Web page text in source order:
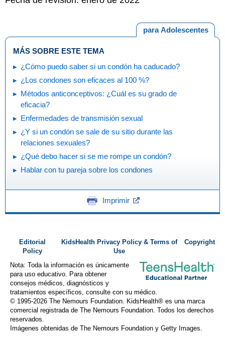
para Adolescentes
MÁS SOBRE ESTE TEMA
¿Cómo puedo saber si un condón ha caducado?
¿Los condones son eficaces al 100 %?
Métodos anticonceptivos: ¿Cuál es su grado de
eficacia?
Enfermedades de transmisión sexual
¿Y si un condón se sale de su sitio durante las
relaciones sexuales?
¿Qué debo hacer si se me rompe un condón?
Hablar con tu pareja sobre los condones
Imprimir
Editorial
Policy
KidsHealth Privacy Policy & Terms of
Use
Copyright
Nota: Toda la información es únicamente
para uso educativo. Para obtener
consejos médicos, diagnósticos y
tratamientos específicos, consulte con su médico.
© 1995-2026 The Nemours Foundation. KidsHealth® es una marca
comercial registrada de The Nemours Foundation. Todos los derechos
reservados.
Imágenes obtenidas de The Nemours Foundation y Getty Images.